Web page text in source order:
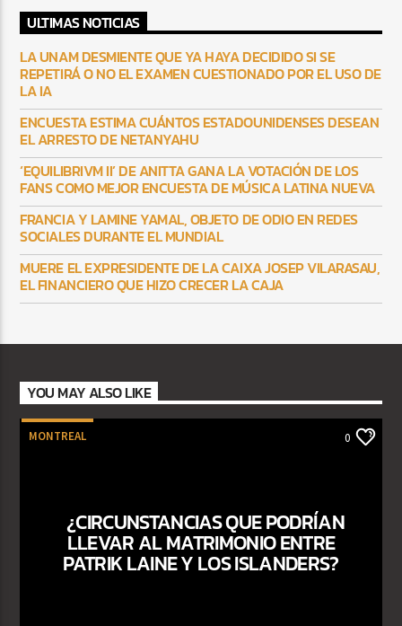
ULTIMAS NOTICIAS
LA UNAM DESMIENTE QUE YA HAYA DECIDIDO SI SE
REPETIRÁ O NO EL EXAMEN CUESTIONADO POR EL USO DE
LA IA
ENCUESTA ESTIMA CUÁNTOS ESTADOUNIDENSES DESEAN
EL ARRESTO DE NETANYAHU
‘EQUILIBRIVM II’ DE ANITTA GANA LA VOTACIÓN DE LOS
FANS COMO MEJOR ENCUESTA DE MÚSICA LATINA NUEVA
FRANCIA Y LAMINE YAMAL, OBJETO DE ODIO EN REDES
SOCIALES DURANTE EL MUNDIAL
MUERE EL EXPRESIDENTE DE LA CAIXA JOSEP VILARASAU,
EL FINANCIERO QUE HIZO CRECER LA CAJA
YOU MAY ALSO LIKE
MONTREAL 0
¿CIRCUNSTANCIAS QUE PODRÍAN
LLEVAR AL MATRIMONIO ENTRE
PATRIK LAINE Y LOS ISLANDERS?